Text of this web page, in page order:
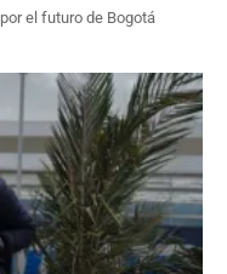
el futuro de Bogotá